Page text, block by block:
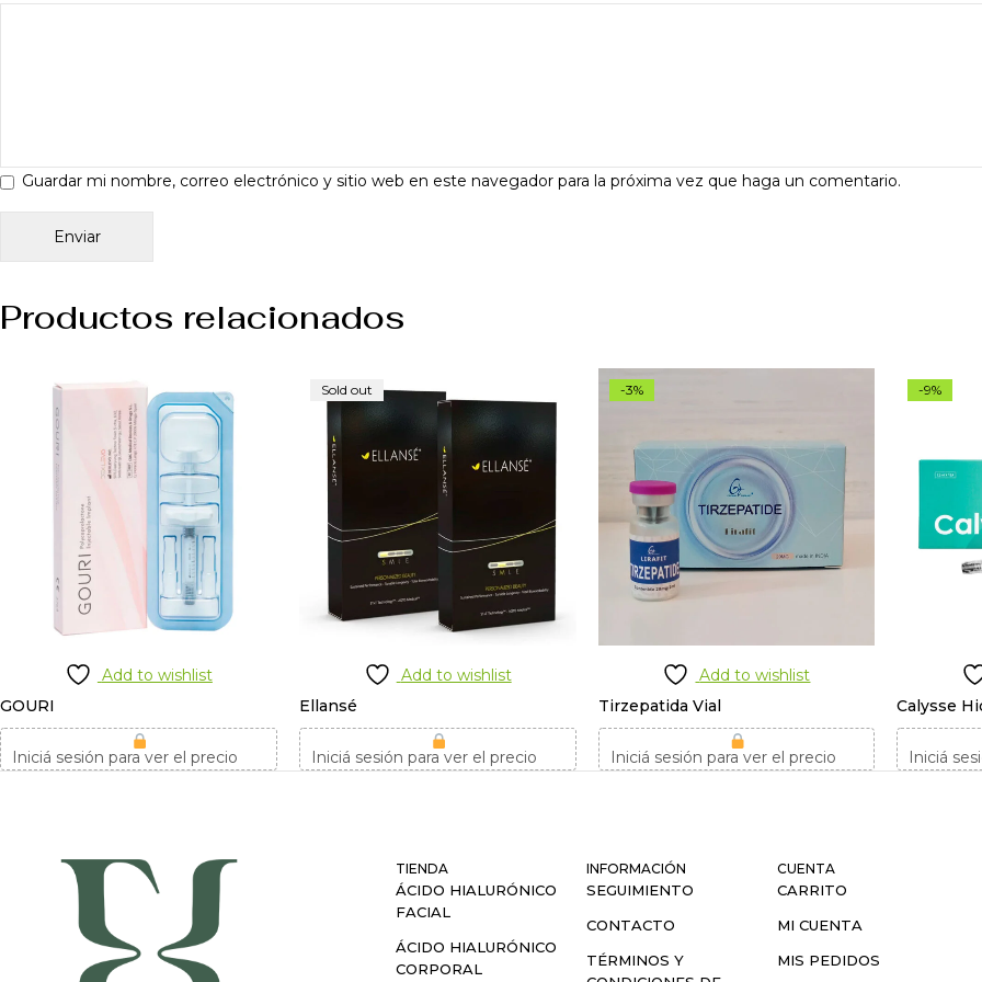
Guardar mi nombre, correo electrónico y sitio web en este navegador para la próxima vez que haga un comentario.
Productos relacionados
Add to wishlist
GOURI
Iniciá sesión para ver el precio
Sold out
Add to wishlist
Ellansé
Iniciá sesión para ver el precio
-3%
Add to wishlist
Tirzepatida Vial
Iniciá sesión para ver el precio
-9%
Calysse
Iniciá
TIENDA
ÁCIDO HIALURÓNICO
FACIAL
ÁCIDO HIALURÓNICO
CORPORAL
INFORMACIÓN
SEGUIMIENTO
CONTACTO
TÉRMINOS Y
CUENTA
CARRITO
MI CUENTA
MIS PEDIDOS